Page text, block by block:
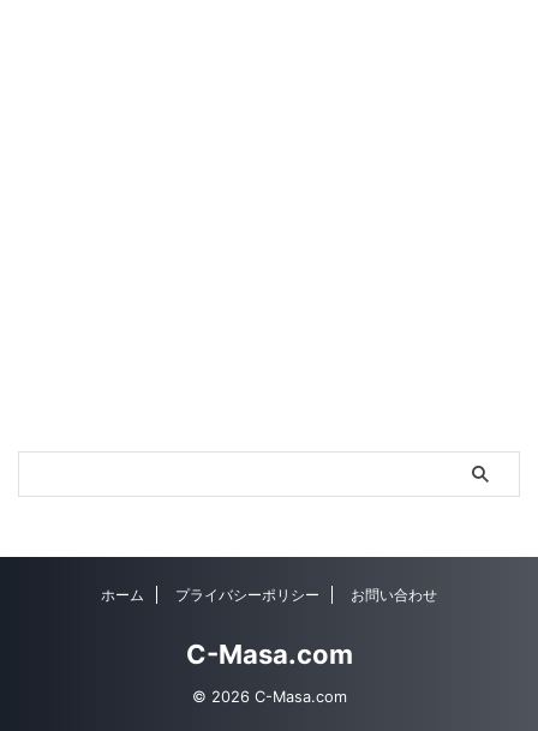
ホーム プライバシーポリシー お問い合わせ
C-Masa.com
© 2026 C-Masa.com